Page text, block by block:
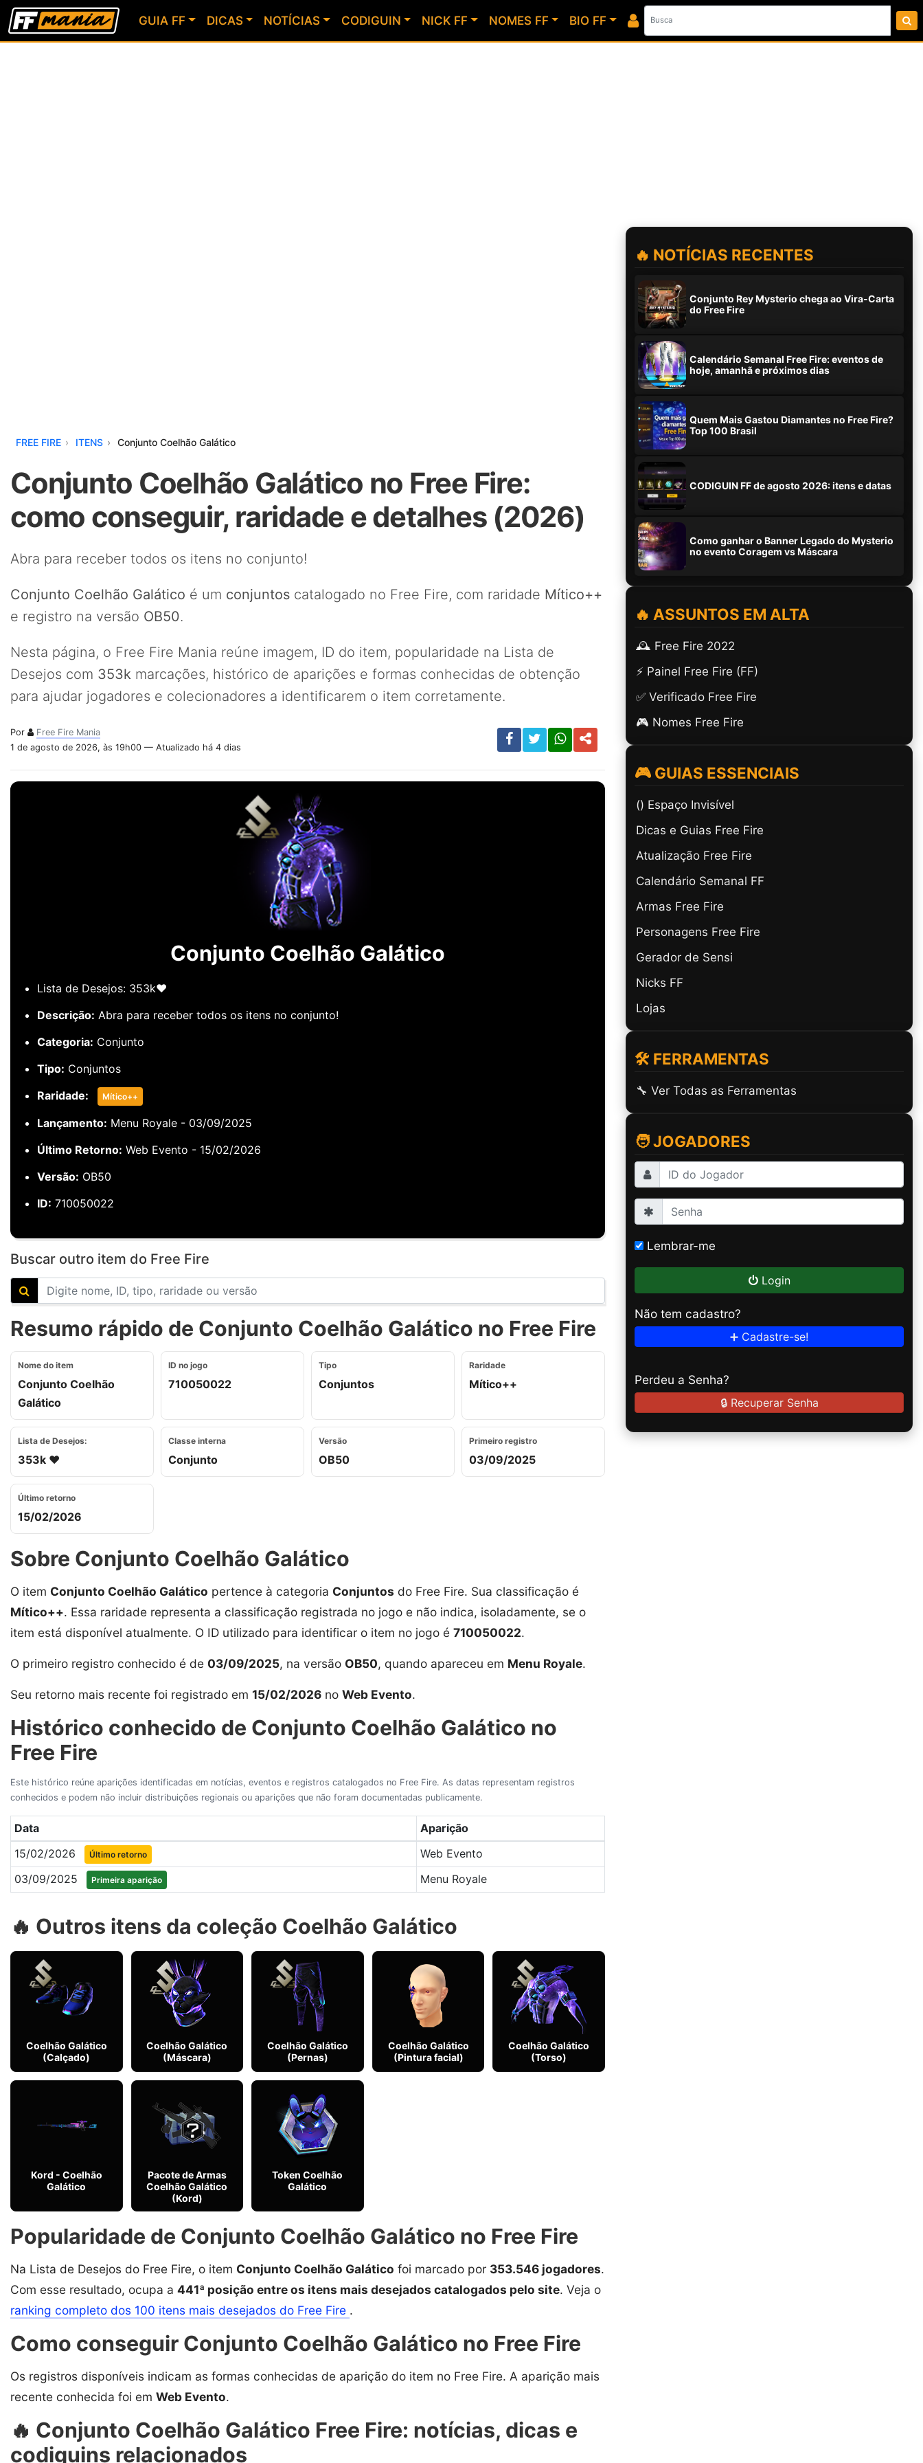
GUIA FF DICAS NOTÍCIAS CODIGUIN NICK FF NOMES FF BIO FF
FREE FIRE ITENS Conjunto Coelhão Galático
Conjunto Coelhão Galático no Free Fire:
como conseguir, raridade e detalhes (2026)
Abra para receber todos os itens no conjunto!
Conjunto Coelhão Galático é um conjuntos catalogado no Free Fire, com raridade Mítico++
e registro na versão OB50.
Nesta página, o Free Fire Mania reúne imagem, ID do item, popularidade na Lista de
Desejos com 353k marcações, histórico de aparições e formas conhecidas de obtenção
para ajudar jogadores e colecionadores a identificarem o item corretamente.
Por
Free Fire Mania
1 de agosto de 2026, às 19h00 — Atualizado há 4 dias
Conjunto Coelhão Galático
Lista de Desejos: 353k❤️
Descrição: Abra para receber todos os itens no conjunto!
Categoria: Conjunto
Tipo: Conjuntos
Raridade:
Mítico++
Lançamento: Menu Royale - 03/09/2025
Último Retorno: Web Evento - 15/02/2026
Versão: OB50
ID: 710050022
Buscar outro item do Free Fire
Resumo rápido de Conjunto Coelhão Galático no Free Fire
Nome do item
Conjunto Coelhão
Galático
ID no jogo
710050022
Tipo
Conjuntos
Raridade
Mítico++
Lista de Desejos:
353k ❤️
Classe interna
Conjunto
Versão
OB50
Primeiro registro
03/09/2025
Último retorno
15/02/2026
Sobre Conjunto Coelhão Galático
O item Conjunto Coelhão Galático pertence à categoria Conjuntos do Free Fire. Sua classificação é
Mítico++. Essa raridade representa a classificação registrada no jogo e não indica, isoladamente, se o
item está disponível atualmente. O ID utilizado para identificar o item no jogo é 710050022.
O primeiro registro conhecido é de 03/09/2025, na versão OB50, quando apareceu em Menu Royale.
Seu retorno mais recente foi registrado em 15/02/2026 no Web Evento.
Histórico conhecido de Conjunto Coelhão Galático no
Free Fire
Este histórico reúne aparições identificadas em notícias, eventos e registros catalogados no Free Fire. As datas representam registros
conhecidos e podem não incluir distribuições regionais ou aparições que não foram documentadas publicamente.
Data
Aparição
15/02/2026
Último retorno
Web Evento
03/09/2025
Primeira aparição Menu Royale
🔥 Outros itens da coleção Coelhão Galático
Coelhão Galático
(Calçado)
Coelhão Galático
(Máscara)
Coelhão Galático
(Pernas)
Coelhão Galático
(Pintura facial)
Coelhão Galático
(Torso)
Kord - Coelhão
Galático
Pacote de Armas
Coelhão Galático
(Kord)
Token Coelhão
Galático
Popularidade de Conjunto Coelhão Galático no Free Fire
Na Lista de Desejos do Free Fire, o item Conjunto Coelhão Galático foi marcado por 353.546 jogadores.
Com esse resultado, ocupa a 441ª posição entre os itens mais desejados catalogados pelo site. Veja o
ranking completo dos 100 itens mais desejados do Free Fire .
Como conseguir Conjunto Coelhão Galático no Free Fire
Os registros disponíveis indicam as formas conhecidas de aparição do item no Free Fire. A aparição mais
recente conhecida foi em Web Evento.
🔥 Conjunto Coelhão Galático Free Fire: notícias, dicas e
codiguins relacionados
🔥 NOTÍCIAS RECENTES
Conjunto Rey Mysterio chega ao Vira-Carta
do Free Fire
Calendário Semanal Free Fire: eventos de
hoje, amanhã e próximos dias
Quem Mais Gastou Diamantes no Free Fire?
Top 100 Brasil
CODIGUIN FF de agosto 2026: itens e datas
Como ganhar o Banner Legado do Mysterio
no evento Coragem vs Máscara
🔥 ASSUNTOS EM ALTA
🕰️ Free Fire 2022
⚡ Painel Free Fire (FF)
✅ Verificado Free Fire
🎮 Nomes Free Fire
🎮 GUIAS ESSENCIAIS
(ㅤ) Espaço Invisível
Dicas e Guias Free Fire
Atualização Free Fire
Calendário Semanal FF
Armas Free Fire
Personagens Free Fire
Gerador de Sensi
Nicks FF
Lojas
🛠️ FERRAMENTAS
🔧 Ver Todas as Ferramentas
🧑 JOGADORES
Lembrar-me
Login
Não tem cadastro?
➕ Cadastre-se!
Perdeu a Senha?
🔒 Recuperar Senha